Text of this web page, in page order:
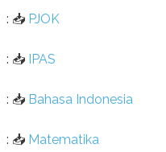
: 📥 PJOK
: 📥 IPAS
: 📥 Bahasa Indonesia
: 📥 Matematika